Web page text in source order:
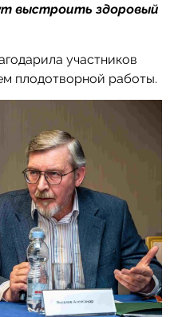
выстроить здоровый
участников
плодотворной работы.